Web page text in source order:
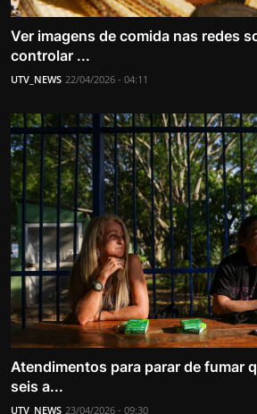
Ver imagens de comida nas redes
controlar ...
UTV_NEWS 22/04/2026 - 04:11
Atendimentos para parar de fumar
seis a...
UTV_NEWS 23/04/2026 - 09:30